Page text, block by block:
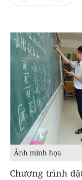
Ảnh minh họa
Chương trình